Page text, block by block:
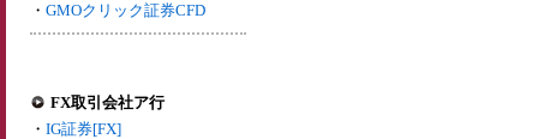
・ GMOクリック証券CFD
FX取引会社ア行
・ IG証券[FX]